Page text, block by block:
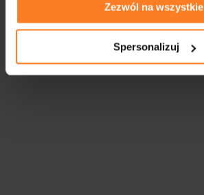
Zezwól na wszystkie
Spersonalizuj